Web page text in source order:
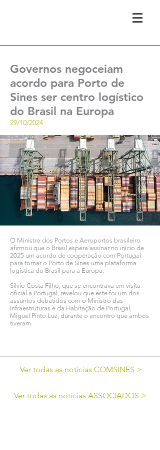
Governos negoceiam
acordo para Porto de
Sines ser centro logístico
do Brasil na Europa
29/10/2024
O Ministro dos Portos e Aeroportos brasileiro
afirmou que o Brasil espera assinar no início de
2025 um acordo de cooperação com Portugal
para tornar o Porto de Sines uma plataforma
logística do Brasil para a Europa.
Silvio Costa Filho, que se encontrava em visita
oficial a Portugal, revelou que este foi um dos
assuntos debatidos com o Ministro das
Infraestruturas e da Habitação de Portugal,
Miguel Pinto Luz, durante o encontro que ambos
tiveram.
Ver todas as notícias COMSINES >
Ver todas as notícias ASSOCIADOS >